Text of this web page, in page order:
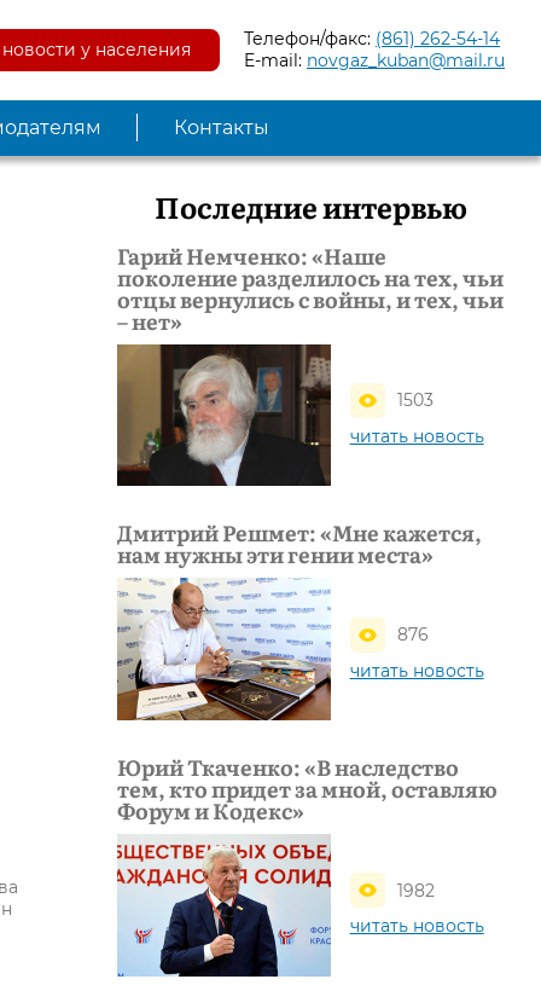
у населения Телефон/факс: (861) 262-54-14
E-mail: novgaz_kuban@mail.ru
Контакты
Последние интервью
Гарий Немченко: «Наше
поколение разделилось на тех, чьи
отцы вернулись с войны, и тех, чьи
– нет»
1503
читать новость
Дмитрий Решмет: «Мне кажется,
нам нужны эти гении места»
876
читать новость
Юрий Ткаченко: «В наследство
тем, кто придет за мной, оставляю
Форум и Кодекс»
1982
читать новость